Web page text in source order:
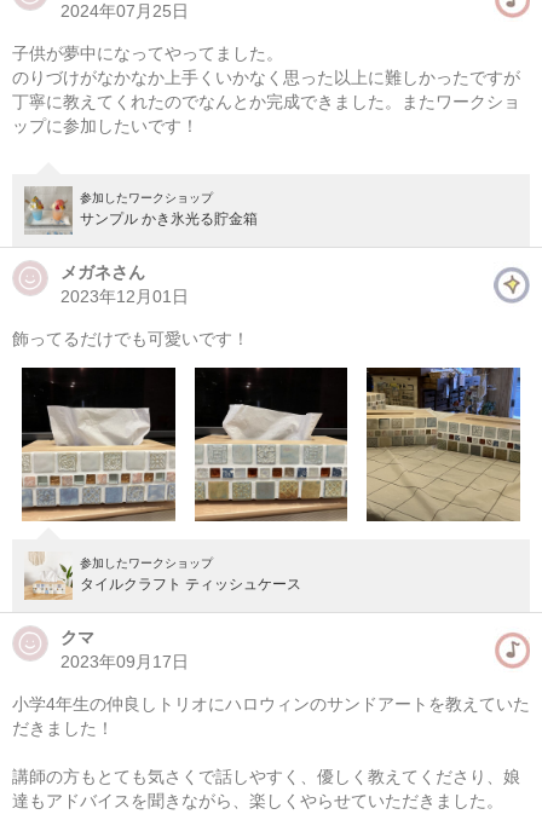
準備中
2024年07月25日
子供が夢中になってやってました。
のりづけがなかなか上手くいかなく思った以上に難しかったですが
丁寧に教えてくれたのでなんとか完成できました。またワークショ
ップに参加したいです！
参加したワークショップ
サンプル かき氷光る貯金箱
メガネさん
2023年12月01日
飾ってるだけでも可愛いです！
参加したワークショップ
タイルクラフト ティッシュケース
クマ
2023年09月17日
小学4年生の仲良しトリオにハロウィンのサンドアートを教えていた
だきました！
講師の方もとても気さくで話しやすく、優しく教えてくださり、娘
達もアドバイスを聞きながら、楽しくやらせていただきました。